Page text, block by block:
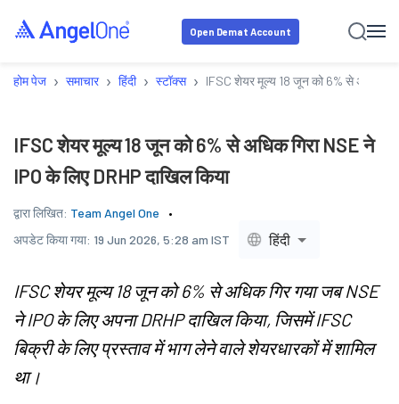
Open Demat Account
होम पेज › समाचार › हिंदी › स्टॉक्स › IFSC शेयर मूल्य 18 जून को 6% से अधिक
IFSC शेयर मूल्य 18 जून को 6% से अधिक गिरा NSE ने
IPO के लिए DRHP दाखिल किया
द्वारा लिखित: Team Angel One
अपडेट किया गया: 19 Jun 2026, 5:28 am IST हिंदी
IFSC शेयर मूल्य 18 जून को 6% से अधिक गिर गया जब NSE
ने IPO के लिए अपना DRHP दाखिल किया, जिसमें IFSC
बिक्री के लिए प्रस्ताव में भाग लेने वाले शेयरधारकों में शामिल
था।